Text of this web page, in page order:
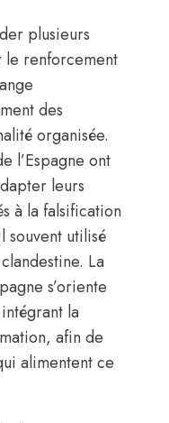
plusieurs
le renforcement
des
organisée.
l’Espagne ont
leurs
à la falsification
souvent utilisé
La
s’oriente
la
afin de
alimentent ce